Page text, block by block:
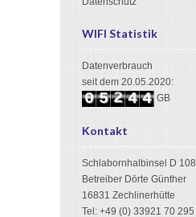
WIFI Statistik
Datenverbrauch
seit dem 20.05.2020:
0 5 2 4 4
3
GB
Kontakt
Schlabornhalbinsel D 108
Betreiber Dörte Günther
16831 Zechlinerhütte
Tel: +49 (0) 33921 70 295